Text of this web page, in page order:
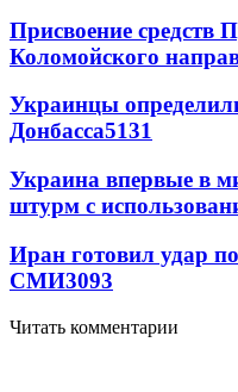
Присвоение средств
Коломойского
Украинцы
Донбасса5131
Украина впервые в
штурм с
Иран готовил удар
СМИ3093
Читать комментарии